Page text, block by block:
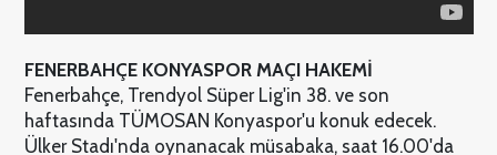
FENERBAHÇE KONYASPOR MAÇI HAKEMİ
Fenerbahçe, Trendyol Süper Lig'in 38. ve son
haftasında TÜMOSAN Konyaspor'u konuk edecek.
Ülker Stadı'nda oynanacak müsabaka, saat 16.00'da